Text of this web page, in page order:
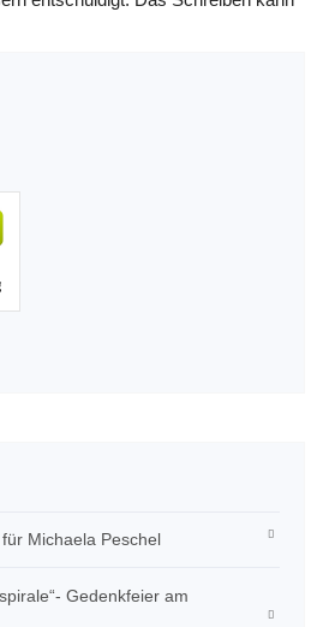
Michaela Peschel
Gedenkfeier am